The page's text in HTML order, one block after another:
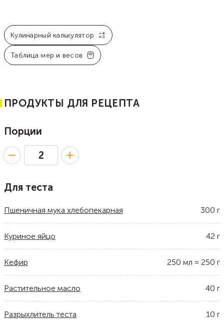
Кулинарный калькулятор
Таблица мер и весов
ПРОДУКТЫ ДЛЯ РЕЦЕПТА
Порции
Для теста
Пшеничная мука хлебопекарная 300 г
Куриное яйцо 42 г
Кефир 250 мл = 250 г
Растительное масло 40 г
Разрыхлитель теста 10 г